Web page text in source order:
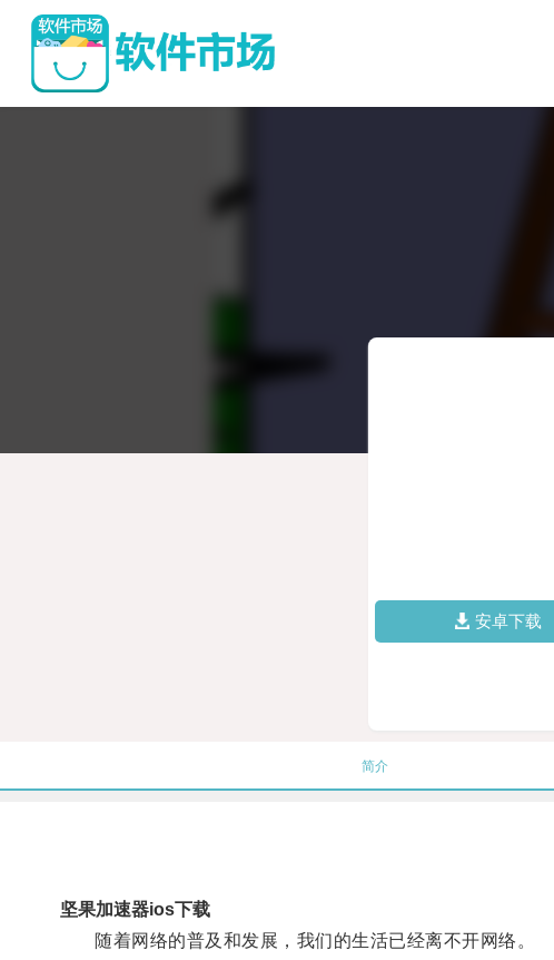
安卓下载
简介
坚果加速器ios下载
随着网络的普及和发展，我们的生活已经离不开网络。